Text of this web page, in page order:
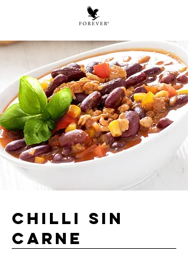
Chilli sin
Carne